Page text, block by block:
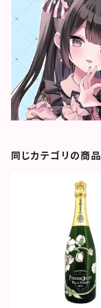
同じカテゴリの商品